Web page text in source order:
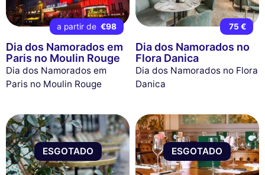
a partir de €98
Dia dos Namorados em
Paris no Moulin Rouge
Dia dos Namorados em
Paris no Moulin Rouge
75 €
Dia dos Namorados no
Flora Danica
Dia dos Namorados no Flora
Danica
ESGOTADO ESGOTADO